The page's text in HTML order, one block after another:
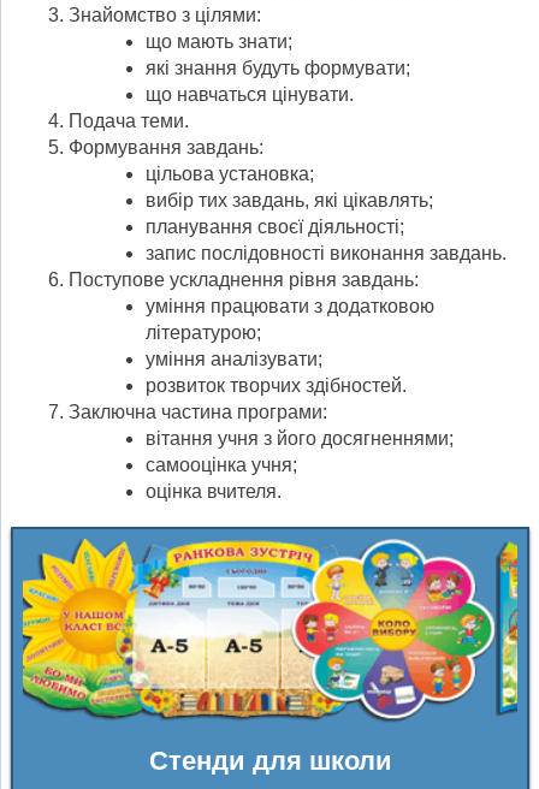
Знайомство з цілями:
що мають знати;
які знання будуть формувати;
що навчаться цінувати.
Подача теми.
Формування завдань:
цільова установка;
вибір тих завдань, які цікавлять;
планування своєї діяльності;
запис послідовності виконання завдань.
Поступове ускладнення рівня завдань:
уміння працювати з додатковою
літературою;
уміння аналізувати;
розвиток творчих здібностей.
Заключна частина програми:
вітання учня з його досягненнями;
самооцінка учня;
оцінка вчителя.
Стенди для школи